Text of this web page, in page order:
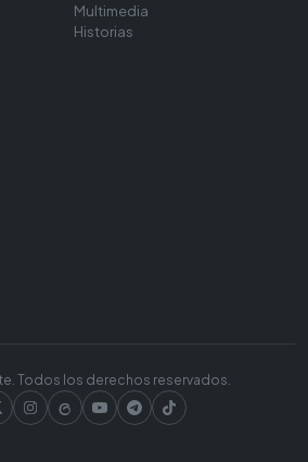
Multimedia
Historias
Todos los derechos reservados.